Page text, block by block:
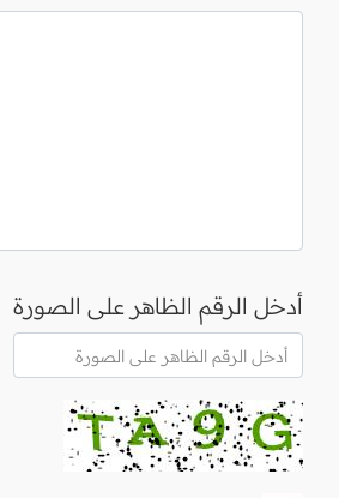
أدخل الرقم الظاهر على الصورة